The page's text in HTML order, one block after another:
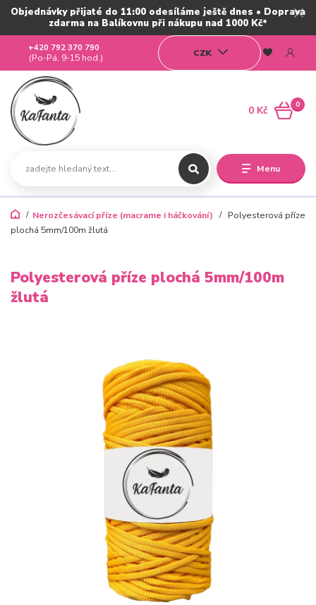
Objednávky přijaté do 11:00 odesíláme ještě dnes • Doprava
zdarma na Balíkovnu při nákupu nad 1000 Kč*
Menu
CZK
+420 792 370 790
(Po-Pá, 9-15 hod.)
0
0 Kč
Nerozčesávací příze (macrame i háčkování)
Polyesterová příze
plochá 5mm/100m žlutá
Polyesterová příze plochá 5mm/100m
žlutá